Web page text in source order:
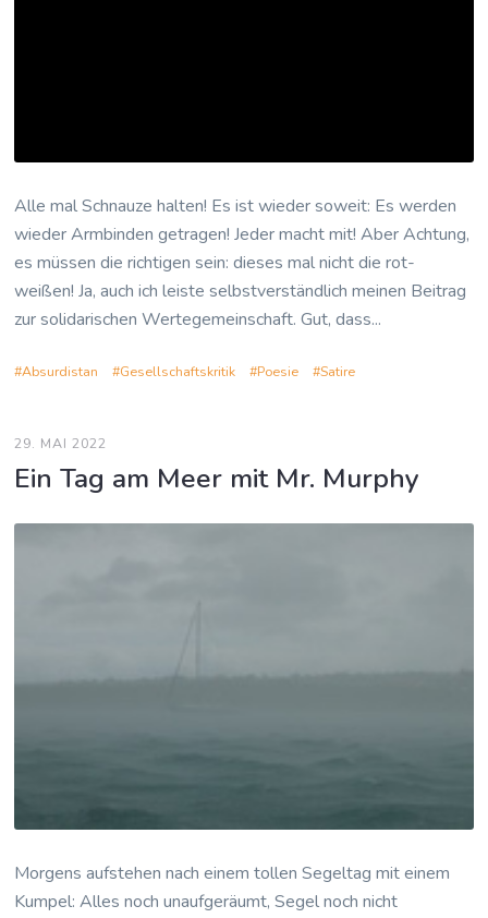
Alle mal Schnauze halten! Es ist wieder soweit: Es werden
wieder Armbinden getragen! Jeder macht mit! Aber Achtung,
es müssen die richtigen sein: dieses mal nicht die rot-
weißen! Ja, auch ich leiste selbstverständlich meinen Beitrag
zur solidarischen Wertegemeinschaft. Gut, dass...
Absurdistan Gesellschaftskritik Poesie Satire
29. MAI 2022
Ein Tag am Meer mit Mr. Murphy
Morgens aufstehen nach einem tollen Segeltag mit einem
Kumpel: Alles noch unaufgeräumt, Segel noch nicht